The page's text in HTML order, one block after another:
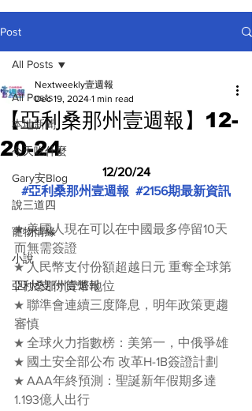
Post
All Posts
本地新聞
今天吃什麼
Gary安Blog
說三道四
寵物情緣
小說
亞利桑那州壹週報
All Posts
【亞利桑那州壹週報】12-
20-24
Nextweekly壹週報
Dec 19, 2024 1 min read
12/20/24
#亞利桑那州壹週報 #2156期最新資訊
★ 美國人現在可以在中國最多停留10天
而無需簽證
★ 人民幣支付份額超越日元 重奪全球第
四大支付貨幣地位
★ 聯準會連續三度降息，明年政策更趨
審慎
★ 全球火力指數榜：美第一，中俄爭雄
★ 國土安全部公布 改革H-1B簽證計劃
★ AAA年終預測：聖誕新年假期多達
1.193億人出行